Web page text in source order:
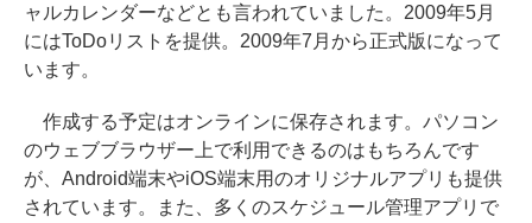
ャルカレンダーなどとも言われていました。2009年5月
にはToDoリストを提供。2009年7月から正式版になって
います。
作成する予定はオンラインに保存されます。パソコン
のウェブブラウザー上で利用できるのはもちろんです
が、Android端末やiOS端末用のオリジナルアプリも提供
されています。また、多くのスケジュール管理アプリで